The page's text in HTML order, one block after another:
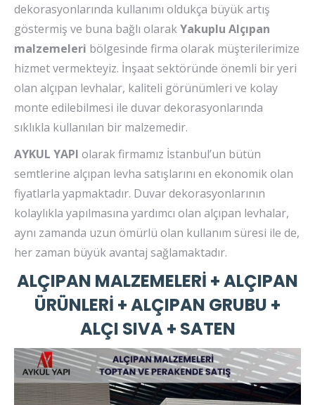
dekorasyonlarında kullanımı oldukça büyük artış
göstermiş ve buna bağlı olarakYakuplu Alçıpan
malzemeleri bölgesinde firma olarak müşterilerimize
hizmet vermekteyiz. İnşaat sektöründe önemli bir yeri
olan alçıpan levhalar, kaliteli görünümleri ve kolay
monte edilebilmesi ile duvar dekorasyonlarında
sıklıkla kullanılan bir malzemedir.
AYKUL YAPI olarak firmamız İstanbul’un bütün
semtlerine alçıpan levha satışlarını en ekonomik olan
fiyatlarla yapmaktadır. Duvar dekorasyonlarının
kolaylıkla yapılmasına yardımcı olan alçıpan levhalar,
aynı zamanda uzun ömürlü olan kullanım süresi ile de,
her zaman büyük avantaj sağlamaktadır.
ALÇIPAN MALZEMELERİ + ALÇIPAN
ÜRÜNLERİ + ALÇIPAN GRUBU +
ALÇI SIVA + SATEN